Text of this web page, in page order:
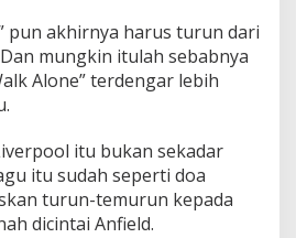
pun akhirnya harus turun dari
mungkin itulah sebabnya
Alone” terdengar lebih
itu bukan sekadar
itu sudah seperti doa
turun-temurun kepada
dicintai Anfield.